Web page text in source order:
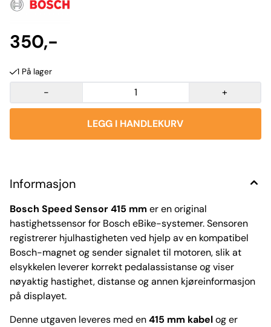
350,-
1 På lager
- +
Informasjon
Bosch Speed Sensor 415 mm er en original
hastighetssensor for Bosch eBike-systemer. Sensoren
registrerer hjulhastigheten ved hjelp av en kompatibel
Bosch-magnet og sender signalet til motoren, slik at
elsykkelen leverer korrekt pedalassistanse og viser
nøyaktig hastighet, distanse og annen kjøreinformasjon
på displayet.
Denne utgaven leveres med en415 mm kabelog er